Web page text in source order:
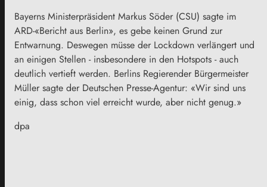
Bayerns Ministerpräsident Markus Söder (CSU) sagte im
ARD-«Bericht aus Berlin», es gebe keinen Grund zur
Entwarnung. Deswegen müsse der Lockdown verlängert und
an einigen Stellen - insbesondere in den Hotspots - auch
deutlich vertieft werden. Berlins Regierender Bürgermeister
Müller sagte der Deutschen Presse-Agentur: «Wir sind uns
einig, dass schon viel erreicht wurde, aber nicht genug.»
dpa